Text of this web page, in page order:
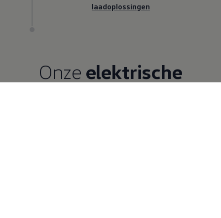
laadoplossingen
Onze elektrische